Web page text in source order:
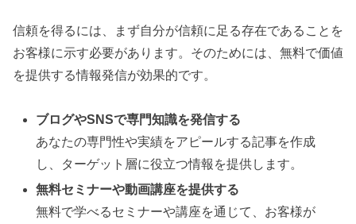
信頼を得るには、まず自分が信頼に足る存在であることを
お客様に示す必要があります。そのためには、無料で価値
を提供する情報発信が効果的です。
ブログやSNSで専門知識を発信する
あなたの専門性や実績をアピールする記事を作成
し、ターゲット層に役立つ情報を提供します。
無料セミナーや動画講座を提供する
無料で学べるセミナーや講座を通じて、お客様が